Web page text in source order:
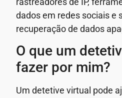
dados em redes sociais e
recuperação de dados
O que um
fazer por mim?
Um detetive virtual pode